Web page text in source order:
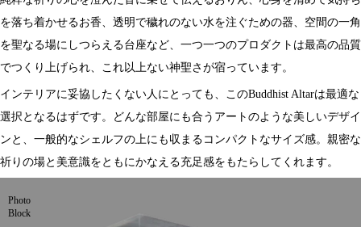
を落ち着かせるお香、透明で穢れのない水を注ぐための器、空間の一角
を聖なる場にしつらえる台座など、一つ一つのプロダクトは最高の品質
でつくり上げられ、これ以上ない神聖さが宿っています。
インテリアに妥協したくない人にとっても、このBuddhist Altarは最適な
選択となるはずです。どんな部屋にも合うアートのような美しいデザイ
ンと、一般的なシェルフの上にも収まるコンパクトなサイズ感。親密な
祈りの場と美意識をともにかなえる充足感をもたらしてくれます。
Photo
Block